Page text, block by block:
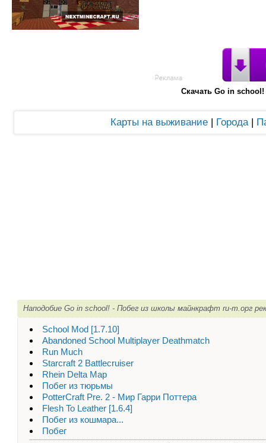
Скачать Go in
Карты на выживание| Города|
Наподобие Go in school! - Побег из школы майнкрафт ru-m.орг
School Mod [1.7.10]
Abandoned School Multiplayer Deathmatch
Run Much
Starcraft 2 Battlecruiser
Rhein Delta Map
Побег из тюрьмы
PotterCraft Pre. 2 - Мир Гарри Поттера
Flesh To Leather [1.6.4]
Побег из кошмара...
Побег